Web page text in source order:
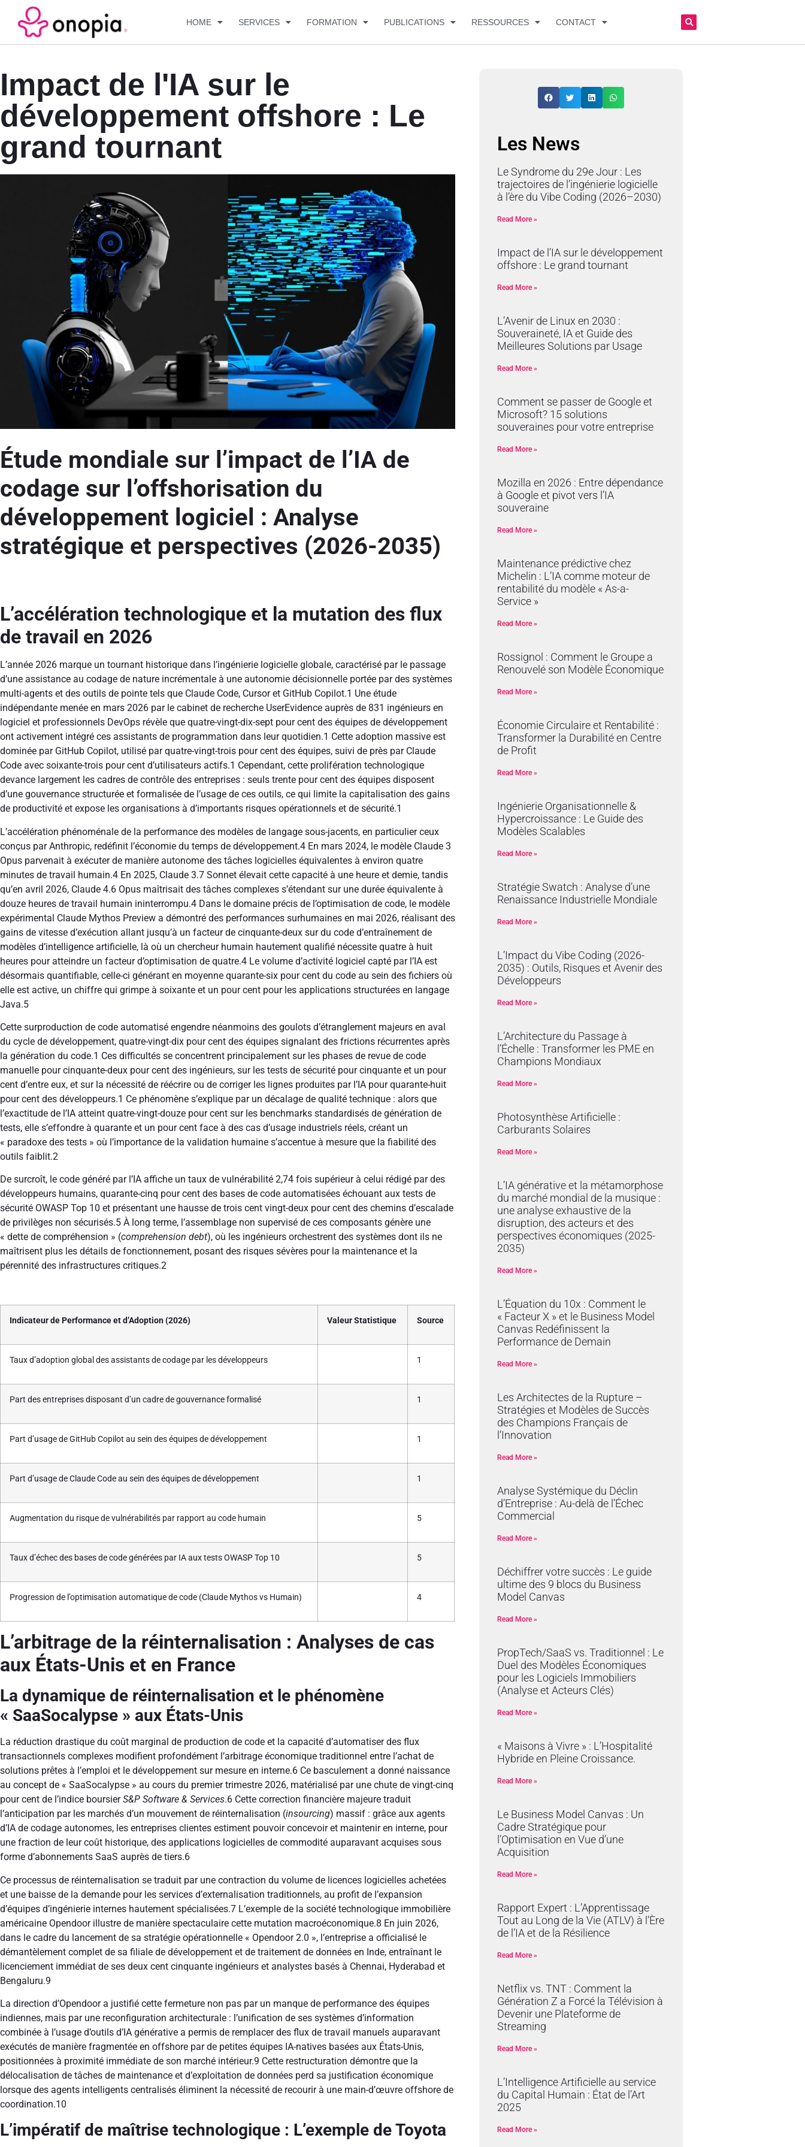
HOME SERVICES FORMATION PUBLICATIONS RESSOURCES CONTACT
Impact de l'IA sur le
développement offshore : Le
grand tournant
Étude mondiale sur l’impact de l’IA de
codage sur l’offshorisation du
développement logiciel : Analyse
stratégique et perspectives (2026-2035)
L’accélération technologique et la mutation des flux
de travail en 2026
L’année 2026 marque un tournant historique dans l’ingénierie logicielle globale, caractérisé par le passage
d’une assistance au codage de nature incrémentale à une autonomie décisionnelle portée par des systèmes
multi-agents et des outils de pointe tels que Claude Code, Cursor et GitHub Copilot.1 Une étude
indépendante menée en mars 2026 par le cabinet de recherche UserEvidence auprès de 831 ingénieurs en
logiciel et professionnels DevOps révèle que quatre-vingt-dix-sept pour cent des équipes de développement
ont activement intégré ces assistants de programmation dans leur quotidien.1 Cette adoption massive est
dominée par GitHub Copilot, utilisé par quatre-vingt-trois pour cent des équipes, suivi de près par Claude
Code avec soixante-trois pour cent d’utilisateurs actifs.1 Cependant, cette prolifération technologique
devance largement les cadres de contrôle des entreprises : seuls trente pour cent des équipes disposent
d’une gouvernance structurée et formalisée de l’usage de ces outils, ce qui limite la capitalisation des gains
de productivité et expose les organisations à d’importants risques opérationnels et de sécurité.1
L’accélération phénoménale de la performance des modèles de langage sous-jacents, en particulier ceux
conçus par Anthropic, redéfinit l’économie du temps de développement.4 En mars 2024, le modèle Claude 3
Opus parvenait à exécuter de manière autonome des tâches logicielles équivalentes à environ quatre
minutes de travail humain.4 En 2025, Claude 3.7 Sonnet élevait cette capacité à une heure et demie, tandis
qu’en avril 2026, Claude 4.6 Opus maîtrisait des tâches complexes s’étendant sur une durée équivalente à
douze heures de travail humain ininterrompu.4 Dans le domaine précis de l’optimisation de code, le modèle
expérimental Claude Mythos Preview a démontré des performances surhumaines en mai 2026, réalisant des
gains de vitesse d’exécution allant jusqu’à un facteur de cinquante-deux sur du code d’entraînement de
modèles d’intelligence artificielle, là où un chercheur humain hautement qualifié nécessite quatre à huit
heures pour atteindre un facteur d’optimisation de quatre.4 Le volume d’activité logiciel capté par l’IA est
désormais quantifiable, celle-ci générant en moyenne quarante-six pour cent du code au sein des fichiers où
elle est active, un chiffre qui grimpe à soixante et un pour cent pour les applications structurées en langage
Java.5
Cette surproduction de code automatisé engendre néanmoins des goulots d’étranglement majeurs en aval
du cycle de développement, quatre-vingt-dix pour cent des équipes signalant des frictions récurrentes après
la génération du code.1 Ces difficultés se concentrent principalement sur les phases de revue de code
manuelle pour cinquante-deux pour cent des ingénieurs, sur les tests de sécurité pour cinquante et un pour
cent d’entre eux, et sur la nécessité de réécrire ou de corriger les lignes produites par l’IA pour quarante-huit
pour cent des développeurs.1 Ce phénomène s’explique par un décalage de qualité technique : alors que
l’exactitude de l’IA atteint quatre-vingt-douze pour cent sur les benchmarks standardisés de génération de
tests, elle s’effondre à quarante et un pour cent face à des cas d’usage industriels réels, créant un
« paradoxe des tests » où l’importance de la validation humaine s’accentue à mesure que la fiabilité des
outils faiblit.2
De surcroît, le code généré par l’IA affiche un taux de vulnérabilité 2,74 fois supérieur à celui rédigé par des
développeurs humains, quarante-cinq pour cent des bases de code automatisées échouant aux tests de
sécurité OWASP Top 10 et présentant une hausse de trois cent vingt-deux pour cent des chemins d’escalade
de privilèges non sécurisés.5 À long terme, l’assemblage non supervisé de ces composants génère une
« dette de compréhension » (comprehension debt), où les ingénieurs orchestrent des systèmes dont ils ne
maîtrisent plus les détails de fonctionnement, posant des risques sévères pour la maintenance et la
pérennité des infrastructures critiques.2
Indicateur de Performance et d’Adoption (2026) Valeur Statistique Source
Taux d’adoption global des assistants de codage par les développeurs 1
Part des entreprises disposant d’un cadre de gouvernance formalisé 1
Part d’usage de GitHub Copilot au sein des équipes de développement 1
Part d’usage de Claude Code au sein des équipes de développement 1
Augmentation du risque de vulnérabilités par rapport au code humain 5
Taux d’échec des bases de code générées par IA aux tests OWASP Top 10 5
Progression de l’optimisation automatique de code (Claude Mythos vs Humain) 4
L’arbitrage de la réinternalisation : Analyses de cas
aux États-Unis et en France
La dynamique de réinternalisation et le phénomène
« SaaSocalypse » aux États-Unis
La réduction drastique du coût marginal de production de code et la capacité d’automatiser des flux
transactionnels complexes modifient profondément l’arbitrage économique traditionnel entre l’achat de
solutions prêtes à l’emploi et le développement sur mesure en interne.6 Ce basculement a donné naissance
au concept de « SaaSocalypse » au cours du premier trimestre 2026, matérialisé par une chute de vingt-cinq
pour cent de l’indice boursierS&P Software & Services.6 Cette correction financière majeure traduit
l’anticipation par les marchés d’un mouvement de réinternalisation (insourcing) massif : grâce aux agents
d’IA de codage autonomes, les entreprises clientes estiment pouvoir concevoir et maintenir en interne, pour
une fraction de leur coût historique, des applications logicielles de commodité auparavant acquises sous
forme d’abonnements SaaS auprès de tiers.6
Ce processus de réinternalisation se traduit par une contraction du volume de licences logicielles achetées
et une baisse de la demande pour les services d’externalisation traditionnels, au profit de l’expansion
d’équipes d’ingénierie internes hautement spécialisées.7 L’exemple de la société technologique immobilière
américaine Opendoor illustre de manière spectaculaire cette mutation macroéconomique.8 En juin 2026,
dans le cadre du lancement de sa stratégie opérationnelle « Opendoor 2.0 », l’entreprise a officialisé le
démantèlement complet de sa filiale de développement et de traitement de données en Inde, entraînant le
licenciement immédiat de ses deux cent cinquante ingénieurs et analystes basés à Chennai, Hyderabad et
Bengaluru.9
La direction d’Opendoor a justifié cette fermeture non pas par un manque de performance des équipes
indiennes, mais par une reconfiguration architecturale : l’unification de ses systèmes d’information
combinée à l’usage d’outils d’IA générative a permis de remplacer des flux de travail manuels auparavant
exécutés de manière fragmentée en offshore par de petites équipes IA-natives basées aux États-Unis,
positionnées à proximité immédiate de son marché intérieur.9 Cette restructuration démontre que la
délocalisation de tâches de maintenance et d’exploitation de données perd sa justification économique
lorsque des agents intelligents centralisés éliminent la nécessité de recourir à une main-d’œuvre offshore de
coordination.10
L’impératif de maîtrise technologique : L’exemple de Toyota
Les News
Le Syndrome du 29e Jour : Les
trajectoires de l’ingénierie logicielle
à l’ère du Vibe Coding (2026–2030)
Read More »
Impact de l’IA sur le développement
offshore : Le grand tournant
Read More »
L’Avenir de Linux en 2030 :
Souveraineté, IA et Guide des
Meilleures Solutions par Usage
Read More »
Comment se passer de Google et
Microsoft? 15 solutions
souveraines pour votre entreprise
Read More »
Mozilla en 2026 : Entre dépendance
à Google et pivot vers l’IA
souveraine
Read More »
Maintenance prédictive chez
Michelin : L’IA comme moteur de
rentabilité du modèle « As-a-
Service »
Read More »
Rossignol : Comment le Groupe a
Renouvelé son Modèle Économique
Read More »
Économie Circulaire et Rentabilité :
Transformer la Durabilité en Centre
de Profit
Read More »
Ingénierie Organisationnelle &
Hypercroissance : Le Guide des
Modèles Scalables
Read More »
Stratégie Swatch : Analyse d’une
Renaissance Industrielle Mondiale
Read More »
L’Impact du Vibe Coding (2026-
2035) : Outils, Risques et Avenir des
Développeurs
Read More »
L’Architecture du Passage à
l’Échelle : Transformer les PME en
Champions Mondiaux
Read More »
Photosynthèse Artificielle :
Carburants Solaires
Read More »
L’IA générative et la métamorphose
du marché mondial de la musique :
une analyse exhaustive de la
disruption, des acteurs et des
perspectives économiques (2025-
2035)
Read More »
L’Équation du 10x : Comment le
« Facteur X » et le Business Model
Canvas Redéfinissent la
Performance de Demain
Read More »
Les Architectes de la Rupture –
Stratégies et Modèles de Succès
des Champions Français de
l’Innovation
Read More »
Analyse Systémique du Déclin
d’Entreprise : Au-delà de l’Échec
Commercial
Read More »
Déchiffrer votre succès : Le guide
ultime des 9 blocs du Business
Model Canvas
Read More »
PropTech/SaaS vs. Traditionnel : Le
Duel des Modèles Économiques
pour les Logiciels Immobiliers
(Analyse et Acteurs Clés)
Read More »
« Maisons à Vivre » : L’Hospitalité
Hybride en Pleine Croissance.
Read More »
Le Business Model Canvas : Un
Cadre Stratégique pour
l’Optimisation en Vue d’une
Acquisition
Read More »
Rapport Expert : L’Apprentissage
Tout au Long de la Vie (ATLV) à l’Ère
de l’IA et de la Résilience
Read More »
Netflix vs. TNT : Comment la
Génération Z a Forcé la Télévision à
Devenir une Plateforme de
Streaming
Read More »
L’Intelligence Artificielle au service
du Capital Humain : État de l’Art
2025
Read More »